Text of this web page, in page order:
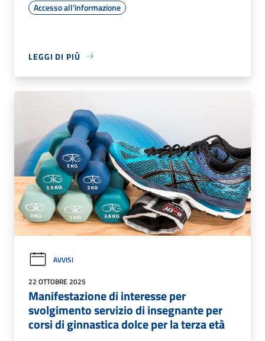
Accesso all'informazione
LEGGI DI PIÙ
AVVISI
22 OTTOBRE 2025
Manifestazione di interesse per
svolgimento servizio di insegnante per
corsi di ginnastica dolce per la terza età